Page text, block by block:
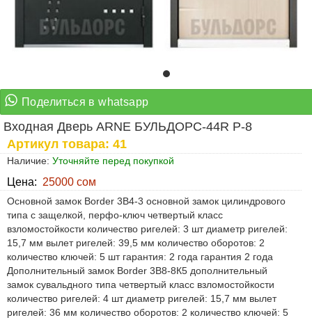
Входная Дверь ARNE БУЛЬДОРС-44R P-8
Артикул товара: 41
Наличие: Уточняйте перед покупкой
Цена: 25000 сом
Основной замок Border 3B4-3 основной замок цилиндрового
типа с защелкой, перфо-ключ четвертый класс
взломостойкости количество ригелей: 3 шт диаметр ригелей:
15,7 мм вылет ригелей: 39,5 мм количество оборотов: 2
количество ключей: 5 шт гарантия: 2 года гарантия 2 года
Дополнительный замок Border 3B8-8К5 дополнительный
замок сувальдного типа четвертый класс взломостойкости
количество ригелей: 4 шт диаметр ригелей: 15,7 мм вылет
ригелей: 36 мм количество оборотов: 2 количество ключей: 5